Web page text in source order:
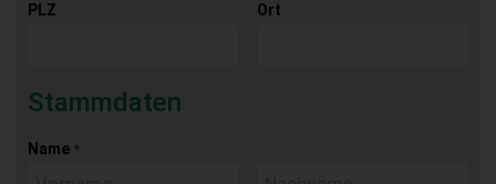
PLZ Ort
Stammdaten
Name *